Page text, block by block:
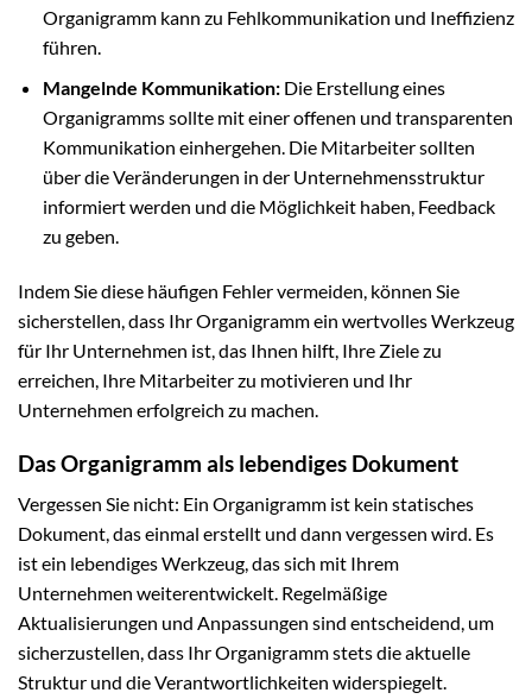
Organigramm kann zu Fehlkommunikation und Ineffizienz
führen.
Mangelnde Kommunikation:Die Erstellung eines
Organigramms sollte mit einer offenen und transparenten
Kommunikation einhergehen. Die Mitarbeiter sollten
über die Veränderungen in der Unternehmensstruktur
informiert werden und die Möglichkeit haben, Feedback
zu geben.
Indem Sie diese häufigen Fehler vermeiden, können Sie
sicherstellen, dass Ihr Organigramm ein wertvolles Werkzeug
für Ihr Unternehmen ist, das Ihnen hilft, Ihre Ziele zu
erreichen, Ihre Mitarbeiter zu motivieren und Ihr
Unternehmen erfolgreich zu machen.
Das Organigramm als lebendiges Dokument
Vergessen Sie nicht: Ein Organigramm ist kein statisches
Dokument, das einmal erstellt und dann vergessen wird. Es
ist ein lebendiges Werkzeug, das sich mit Ihrem
Unternehmen weiterentwickelt. Regelmäßige
Aktualisierungen und Anpassungen sind entscheidend, um
sicherzustellen, dass Ihr Organigramm stets die aktuelle
Struktur und die Verantwortlichkeiten widerspiegelt.